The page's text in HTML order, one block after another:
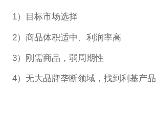
1）目标市场选择
2）商品体积适中、利润率高
3）刚需商品，弱周期性
4）无大品牌垄断领域，找到利基产品